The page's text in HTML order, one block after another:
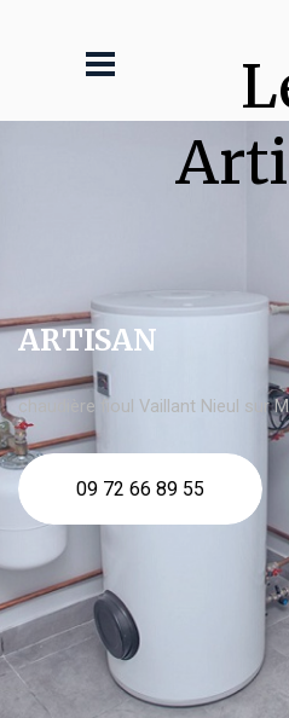
ARTISAN
chaudière fioul Vaillant Nieul sur
09 72 66 89 55